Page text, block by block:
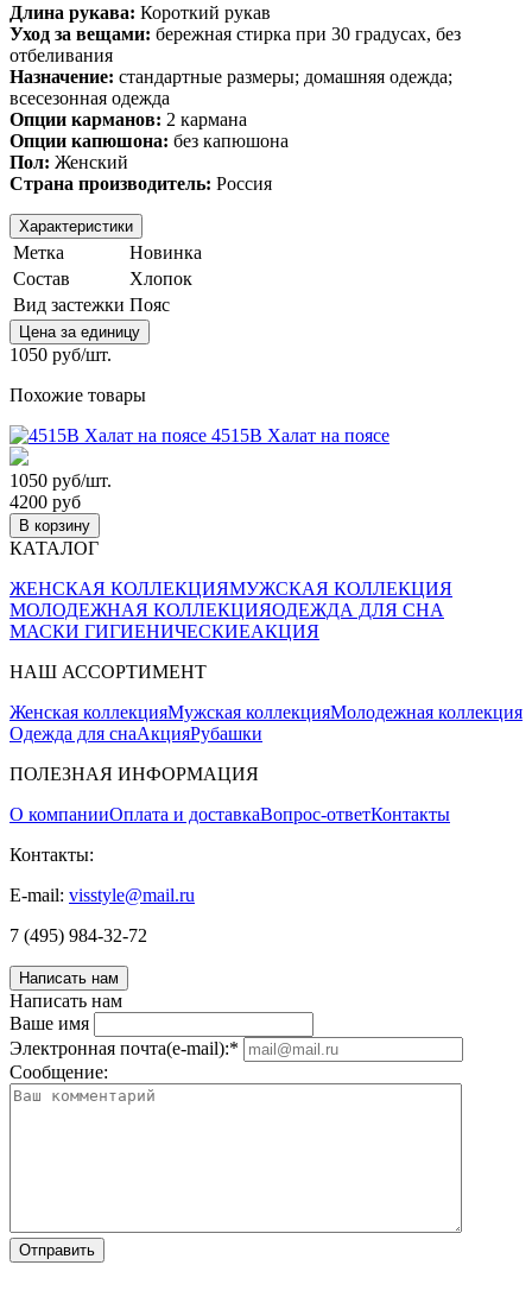
Длина рукава: Короткий рукав
Уход за вещами: бережная стирка при 30 градусах, без
отбеливания
Назначение: стандартные размеры; домашняя одежда;
всесезонная одежда
Опции карманов: 2 кармана
Опции капюшона: без капюшона
Пол: Женский
Страна производитель: Россия
Характеристики
Метка
Новинка
Состав
Хлопок
Вид застежки Пояс
Цена за единицу
1050 руб/шт.
Похожие товары
4515В Халат на поясе
1050 руб/шт.
4200 руб
В корзину
КАТАЛОГ
ЖЕНСКАЯ КОЛЛЕКЦИЯМУЖСКАЯ КОЛЛЕКЦИЯ
МОЛОДЕЖНАЯ КОЛЛЕКЦИЯОДЕЖДА ДЛЯ СНА
МАСКИ ГИГИЕНИЧЕСКИЕАКЦИЯ
НАШ АССОРТИМЕНТ
Женская коллекцияМужская коллекцияМолодежная коллекция
Одежда для снаАкцияРубашки
ПОЛЕЗНАЯ ИНФОРМАЦИЯ
О компанииОплата и доставкаВопрос-ответКонтакты
Контакты:
E-mail: visstyle@mail.ru
7 (495) 984-32-72
Написать нам
Написать нам
Ваше имя
Электронная почта(e-mail):*
Соoбщение: